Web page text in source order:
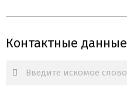
Контактные данные